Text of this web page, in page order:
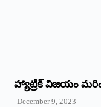
హ్యాట్రిక్ విజయం
December 9, 2023